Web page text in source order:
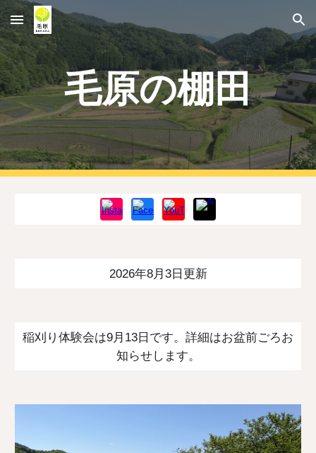
Skip to main content Skip to navigation
毛原の棚田
2026年8月3日更新
稲刈り体験会は9月13日です。詳細はお盆前ごろお
知らせします。